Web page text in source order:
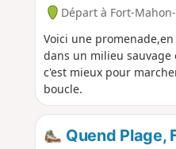
Départ à Fort-
Voici une
dans un milieu sauvage
c'est mieux pour
boucle.
Quend Plage,